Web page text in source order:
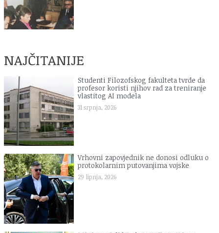
NAJČITANIJE
Studenti Filozofskog fakulteta tvrde da
profesor koristi njihov rad za treniranje
vlastitog AI modela
31 srpnja, 2026
Vrhovni zapovjednik ne donosi odluku o
protokolarnim putovanjima vojske
29 lipnja, 2026